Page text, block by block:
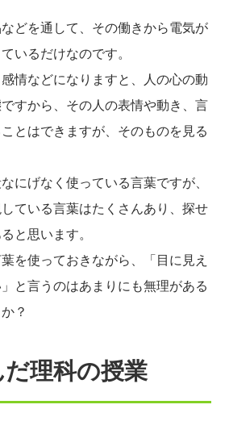
どを通して、その働きから電気が
いるだけなのです。
情などになりますと、人の心の動
すから、その人の表情や動き、言
とはできますが、そのものを見る
にげなく使っている言葉ですが、
ている言葉はたくさんあり、探せ
と思います。
を使っておきながら、「目に見え
と言うのはあまりにも無理がある
？
理科の授業